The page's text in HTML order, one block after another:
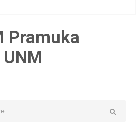
Pramuka
UNM